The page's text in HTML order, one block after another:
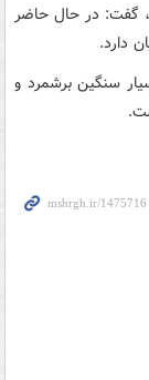
گفت: در حال حاضر
دارد.
سنگین برشمرد و